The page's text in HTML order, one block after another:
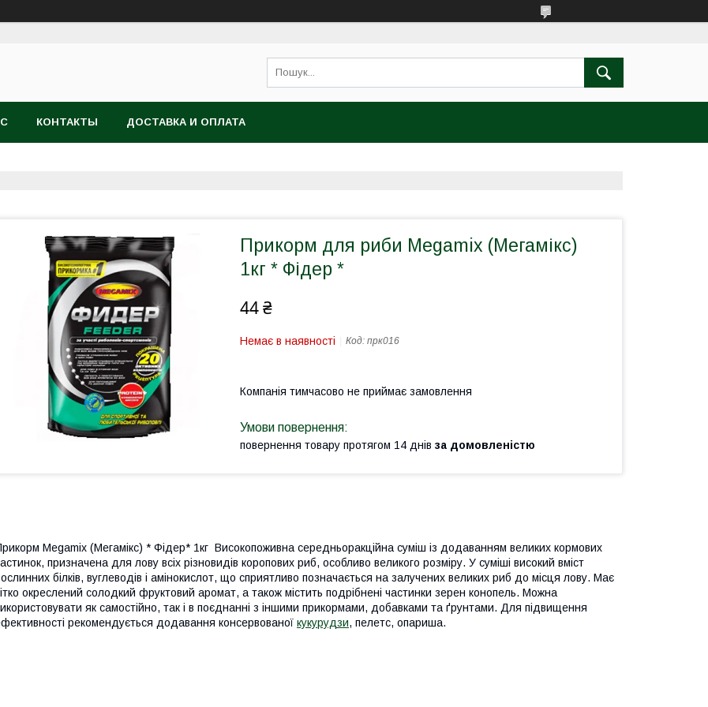
КОНТАКТЫ ДОСТАВКА И ОПЛАТА
Прикорм для риби Megamix (Мегамікс)
1кг * Фідер *
44 ₴
Немає в наявності Код: прк016
Компанія тимчасово не приймає замовлення
повернення товару протягом 14 днів за домовленістю
Megamix (Мегамікс) * Фідер* 1кг Високопоживна середньоракційна суміш із додаванням великих кормових
призначена для лову всіх різновидів коропових риб, особливо великого розміру. У суміші високий вміст
білків, вуглеводів і амінокислот, що сприятливо позначається на залучених великих риб до місця лову. Має
окреслений солодкий фруктовий аромат, а також містить подрібнені частинки зерен конопель. Можна
як самостійно, так і в поєднанні з іншими прикормами, добавками та ґрунтами. Для підвищення
рекомендується додавання консервованої кукурудзи, пелетс, опариша.